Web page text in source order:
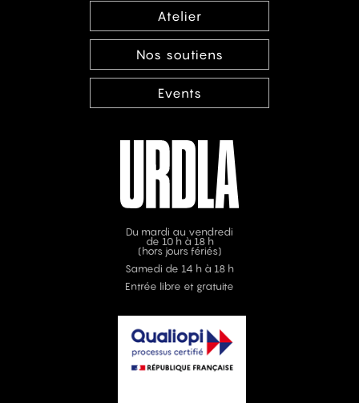
Atelier
Nos soutiens
Events
Du mardi au vendredi
de 10 h à 18 h
(hors jours fériés)
Samedi de 14 h à 18 h
Entrée libre et gratuite